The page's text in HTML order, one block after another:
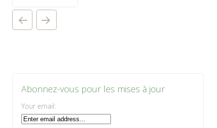
Abonnez-vous pour les mises à jour
Your email: